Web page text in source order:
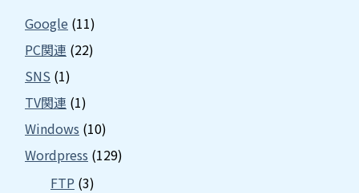
Google (11)
PC関連 (22)
SNS (1)
TV関連 (1)
Windows (10)
Wordpress (129)
FTP (3)